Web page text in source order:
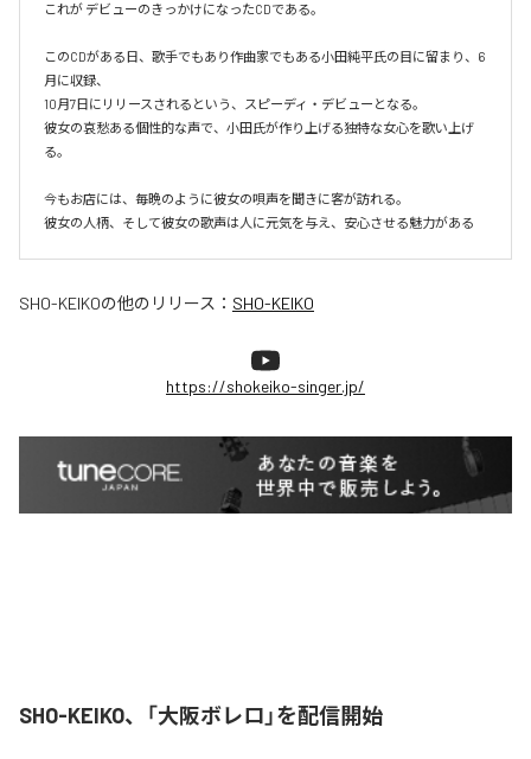
これが デビューのきっかけになったCDである。
このCDがある日、歌手でもあり作曲家でもある小田純平氏の目に留まり、6
月に収録、
10月7日にリリースされるという、スピーディ・デビューとなる。
彼女の哀愁ある個性的な声で、小田氏が作り上げる独特な女心を歌い上げ
る。
今もお店には、毎晩のように彼女の唄声を聞きに客が訪れる。
彼女の人柄、そして彼女の歌声は人に元気を与え、安心させる魅力がある
SHO-KEIKOの他のリリース： SHO-KEIKO
https://shokeiko-singer.jp/
SHO-KEIKO、「大阪ボレロ」を配信開始